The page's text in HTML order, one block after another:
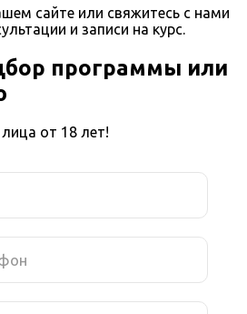
сайте или свяжитесь с нами
и записи на курс.
программы или
от 18 лет!